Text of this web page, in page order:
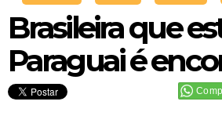
Brasileira que
Paraguai é